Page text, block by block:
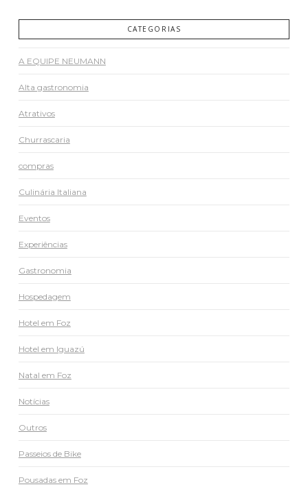
CATEGORIAS
A EQUIPE NEUMANN
Alta gastronomia
Atrativos
Churrascaria
compras
Culinária Italiana
Eventos
Experiências
Gastronomia
Hospedagem
Hotel em Foz
Hotel em Iguazú
Natal em Foz
Notícias
Outros
Passeios de Bike
Pousadas em Foz